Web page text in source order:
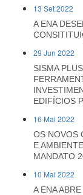
13 Set 2022
A ENA
29 Jun 2022
SISMA
EDIFÍCIOS
16 Mai 2022
OS NOVOS
E
MANDATO
10 Mai 2022
A ENA